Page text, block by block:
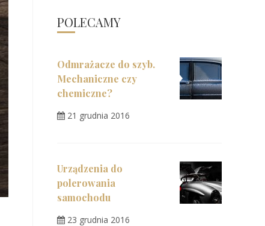
POLECAMY
Odmrażacze do szyb.
Mechaniczne czy
chemiczne?
21 grudnia 2016
Urządzenia do
polerowania
samochodu
23 grudnia 2016